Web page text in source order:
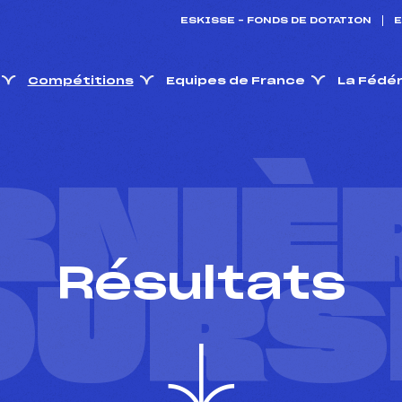
ESKISSE – FONDS DE DOTATION
Compétitions Equipes de France La
Résultats